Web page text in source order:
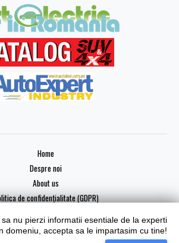
Home
Despre noi
About us
de confidențialitate (GDPR)
sa nu pierzi informatii esentiale de la experti
domeniu, accepta sa le impartasim cu tine!